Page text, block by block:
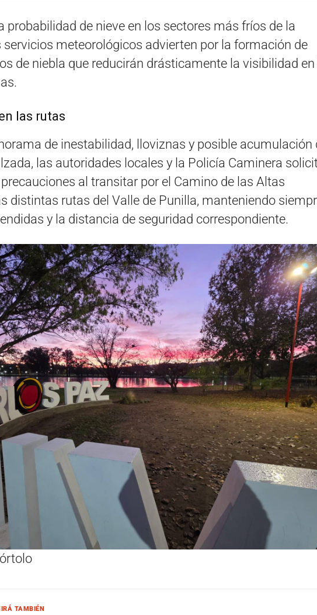
probabilidad de nieve en los sectores más fríos de la
servicios meteorológicos advierten por la formación de
de niebla que reducirán drásticamente la visibilidad en
las rutas
de inestabilidad, lloviznas y posible acumulación
las autoridades locales y la Policía Caminera
al transitar por el Camino de las Altas
distintas rutas del Valle de Punilla, manteniendo
y la distancia de seguridad correspondiente.
TAMBIÉN